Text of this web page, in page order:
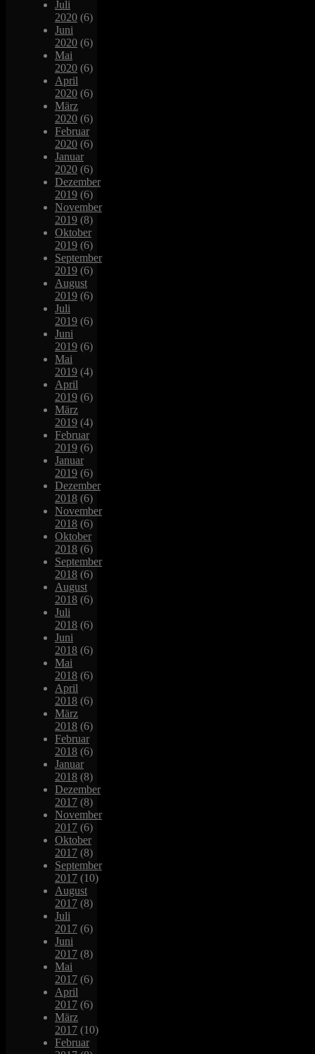
Juli
2020 (6)
Juni
2020 (6)
Mai
2020 (6)
April
2020 (6)
März
2020 (6)
Februar
2020 (6)
Januar
2020 (6)
Dezember
2019 (6)
November
2019 (8)
Oktober
2019 (6)
September
2019 (6)
August
2019 (6)
Juli
2019 (6)
Juni
2019 (6)
Mai
2019 (4)
April
2019 (6)
März
2019 (4)
Februar
2019 (6)
Januar
2019 (6)
Dezember
2018 (6)
November
2018 (6)
Oktober
2018 (6)
September
2018 (6)
August
2018 (6)
Juli
2018 (6)
Juni
2018 (6)
Mai
2018 (6)
April
2018 (6)
März
2018 (6)
Februar
2018 (6)
Januar
2018 (8)
Dezember
2017 (8)
November
2017 (6)
Oktober
2017 (8)
September
2017 (10)
August
2017 (8)
Juli
2017 (6)
Juni
2017 (8)
Mai
2017 (6)
April
2017 (6)
März
2017 (10)
Februar